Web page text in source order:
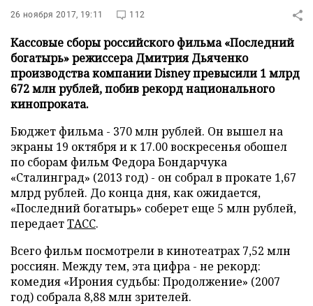
26 ноября 2017, 19:11 112
Кассовые сборы российского фильма «Последний
богатырь» режиссера Дмитрия Дьяченко
производства компании Disney превысили 1 млрд
672 млн рублей, побив рекорд национального
кинопроката.
Бюджет фильма - 370 млн рублей. Он вышел на
экраны 19 октября и к 17.00 воскресенья обошел
по сборам фильм Федора Бондарчука
«Сталинград» (2013 год) - он собрал в прокате 1,67
млрд рублей. До конца дня, как ожидается,
«Последний богатырь» соберет еще 5 млн рублей,
передаетТАСС.
Всего фильм посмотрели в кинотеатрах 7,52 млн
россиян. Между тем, эта цифра - не рекорд:
комедия «Ирония судьбы: Продолжение» (2007
год) собрала 8,88 млн зрителей.